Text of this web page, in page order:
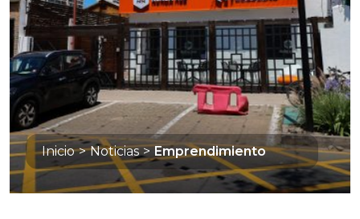
Inicio > Noticias > Emprendimiento